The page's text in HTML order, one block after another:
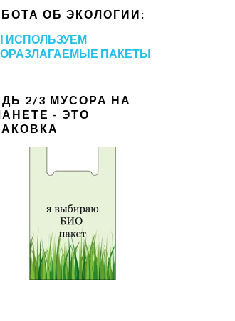
ОБ ЭКОЛОГИИ:
ИСПОЛЬЗУЕМ
ПАКЕТЫ
2/3 МУСОРА НА
- ЭТО